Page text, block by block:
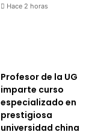
Hace 2 horas
Profesor de la UG
imparte curso
especializado en
prestigiosa
universidad china